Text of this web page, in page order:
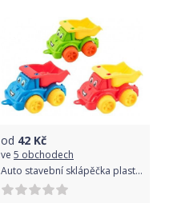
od 42 Kč
ve 5 obchodech
Auto stavební sklápěčka plast 22x13x10cm